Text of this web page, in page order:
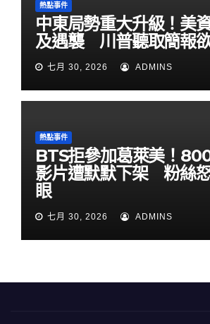
熱點事件
中東局勢重大升級！美
及遇襲 川普聽取簡報
七月 30, 2026 ADMINS
熱點事件
BTS拒參加葛萊美！
影片遭默默下架 粉絲
眼
七月 30, 2026 ADMINS